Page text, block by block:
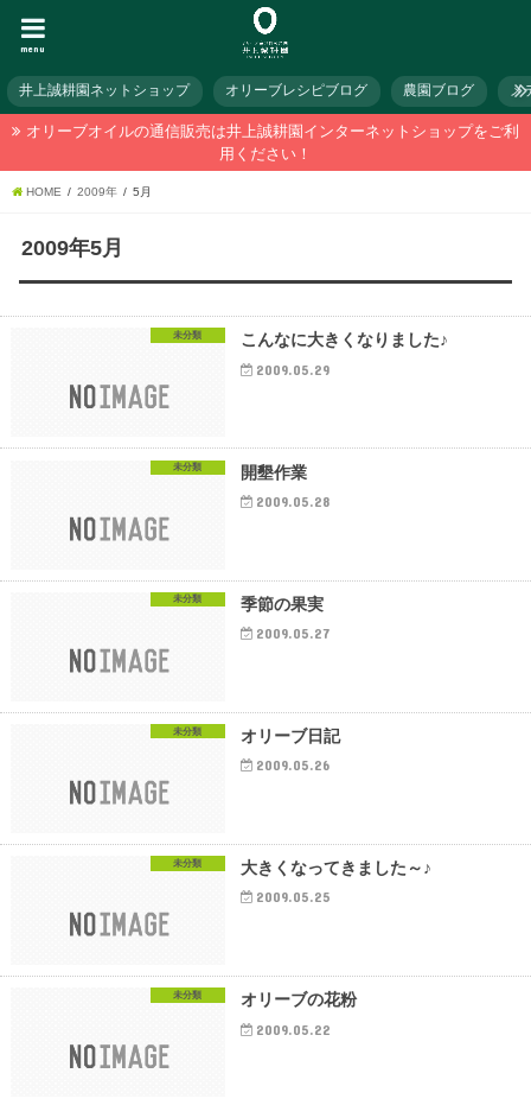
menu
井上誠耕園ネットショップ オリーブレシピブログ 農園ブログ メ
オリーブオイルの通信販売は井上誠耕園インターネットショップをご利
用ください！
HOME 2009年 5月
2009年5月
未分類 こんなに大きくなりました♪
2009.05.29
未分類 開墾作業
2009.05.28
未分類 季節の果実
2009.05.27
未分類 オリーブ日記
2009.05.26
未分類 大きくなってきました～♪
2009.05.25
未分類 オリーブの花粉
2009.05.22